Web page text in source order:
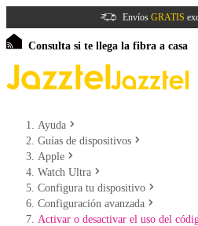
Envíos GRATIS
Consulta si te llega la fibra a casa
Ayuda
Guías de dispositivos
Apple
Watch Ultra
Configura tu dispositivo
Configuración avanzada
Activar o desactivar el uso del